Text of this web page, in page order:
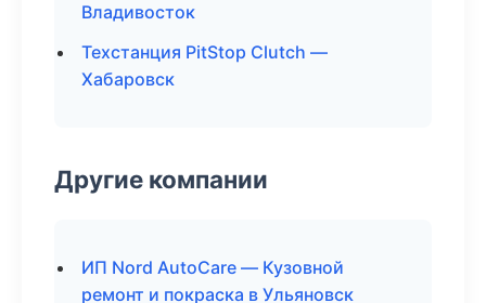
Владивосток
Техстанция PitStop Clutch —
Хабаровск
Другие компании
ИП Nord AutoCare — Кузовной
ремонт и покраска в Ульяновск